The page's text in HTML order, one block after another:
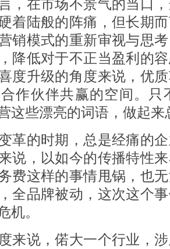
，在市场不景气的当口
着陆般的阵痛，但长期
销模式的重新审视与思
降低对于不正当盈利的
度升级的角度来说，优
作伙伴共赢的空间。只
这些漂亮的词语，做起来
革的时期，总是经痛的
说，以如今的传播特性
费这样的事情甩锅，也
全品牌被动，这次这个
机。
来说，偌大一个行业，